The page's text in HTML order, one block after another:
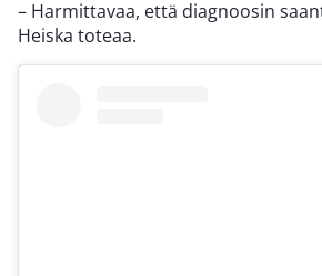
– Harmittavaa, että diagnoosin
Heiska toteaa.